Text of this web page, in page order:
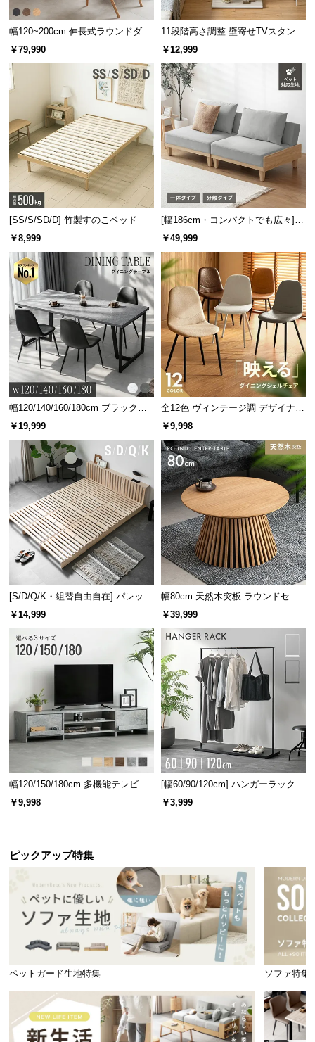
幅120~200cm 伸長式ラウンドダイ
ニングテーブル 6人掛け 天然木突
￥79,990
11段階高さ調整 壁寄せTVスタンド
キャスター付き 上下左右角度調節
￥12,999
[SS/S/SD/D] 竹製すのこベッド
￥8,999
[幅186cm・コンパクトでも広々] 3
人掛けソファベッド リクライニン
グ 天然木フレーム 北欧
￥49,999
幅120/140/160/180cm ブラックフ
レーム ダイニング 大理石調 4人掛
￥19,999
全12色 ヴィンテージ調 デザイナー
ズシェルチェア
￥9,998
[S/D/Q/K・組替自由自在] パレット
ベッド 8/12/16枚セット
￥14,999
幅80cm 天然木突板 ラウンドセン
ターテーブル 美しい格子デザイン
￥39,999
幅120/150/180cm 多機能テレビボ
ード 木目/石目調 オープン収納・
￥9,998
[幅60/90/120cm] ハンガーラック
スチール 4段階高さ調節 サイドフ
￥3,999
ピックアップ特集
ペットガード生地特集 ソファ特集